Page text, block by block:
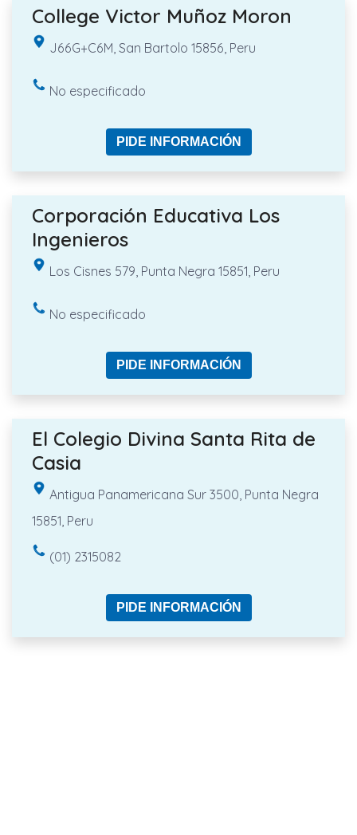
College Victor Muñoz Moron
J66G+C6M, San Bartolo 15856, Peru
No especificado
PIDE INFORMACIÓN
Corporación Educativa Los
Ingenieros
Los Cisnes 579, Punta Negra 15851, Peru
No especificado
PIDE INFORMACIÓN
El Colegio Divina Santa Rita de
Casia
Antigua Panamericana Sur 3500, Punta Negra
15851, Peru
(01) 2315082
PIDE INFORMACIÓN